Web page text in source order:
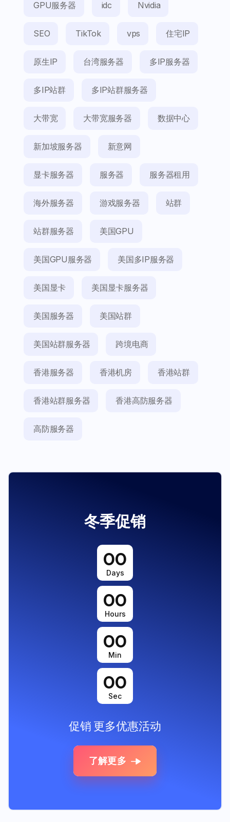
GPU服务器 idc Nvidia
SEO TikTok vps 住宅IP
原生IP 台湾服务器 多IP服务器
多IP站群 多IP站群服务器
大带宽 大带宽服务器 数据中心
新加坡服务器 新意网
显卡服务器 服务器 服务器租用
海外服务器 游戏服务器 站群
站群服务器 美国GPU
美国GPU服务器 美国多IP服务器
美国显卡 美国显卡服务器
美国服务器 美国站群
美国站群服务器 跨境电商
香港服务器 香港机房 香港站群
香港站群服务器 香港高防服务器
高防服务器
冬季促销
00
Days
00
Hours
00
Min
00
Sec
促销 更多优惠活动
了解更多